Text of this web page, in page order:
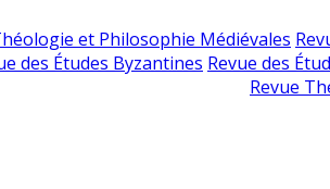
et Philosophie Médiévales
des Études Byzantines Revue des
Revue